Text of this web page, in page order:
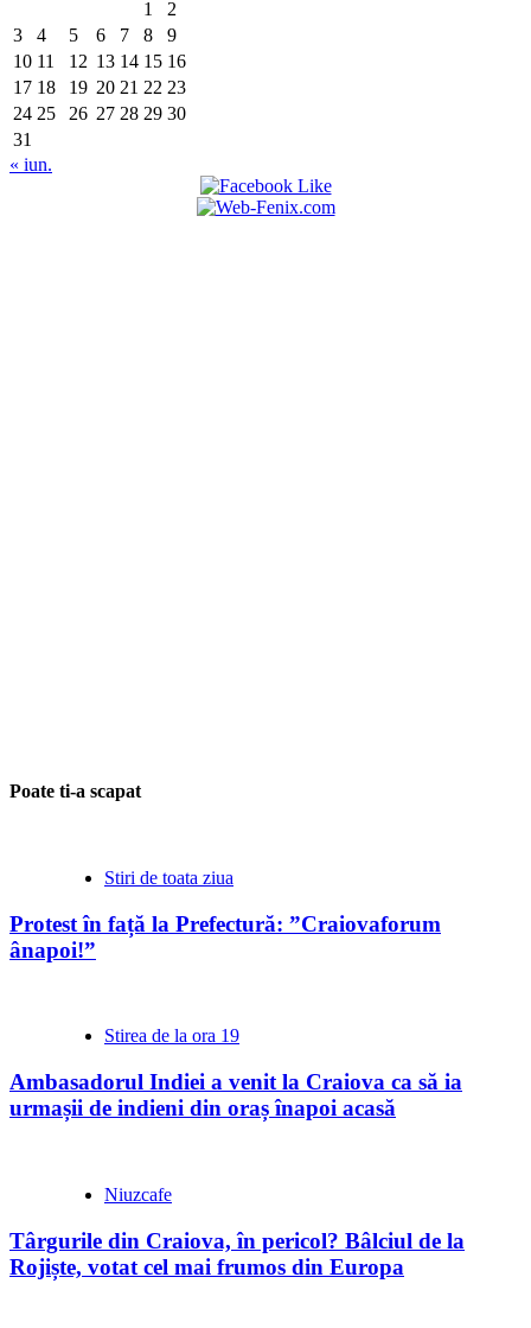
1
2
3
4 5 6 7 8
9
10 11 12 13 14 15 16
17 18 19 20 21 22 23
24 25 26 27 28 29 30
31
« iun.
Poate ti-a scapat
Stiri de toata ziua
Protest în față la Prefectură: ”Craiovaforum
ânapoi!”
Stirea de la ora 19
Ambasadorul Indiei a venit la Craiova ca să ia
urmașii de indieni din oraș înapoi acasă
Niuzcafe
Târgurile din Craiova, în pericol? Bâlciul de la
Rojiște, votat cel mai frumos din Europa